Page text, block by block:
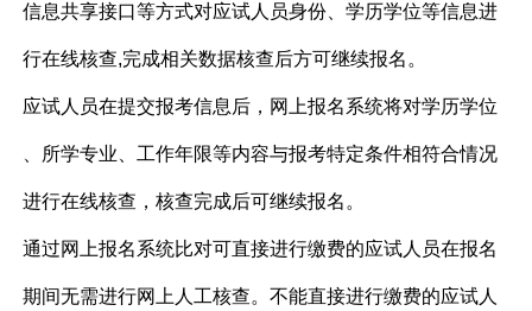
信息共享接口等方式对应试人员身份、学历学位等信息进
行在线核查,完成相关数据核查后方可继续报名。
应试人员在提交报考信息后，网上报名系统将对学历学位
、所学专业、工作年限等内容与报考特定条件相符合情况
进行在线核查，核查完成后可继续报名。
通过网上报名系统比对可直接进行缴费的应试人员在报名
期间无需进行网上人工核查。不能直接进行缴费的应试人